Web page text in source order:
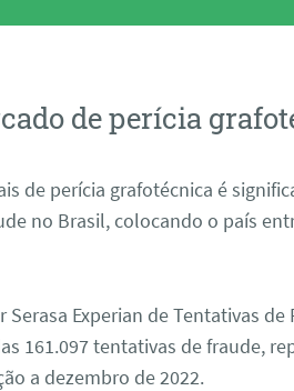
de perícia
de perícia grafotécnica é
no Brasil, colocando o país
Experian de Tentativas de
161.097 tentativas de fraude,
a dezembro de 2022.